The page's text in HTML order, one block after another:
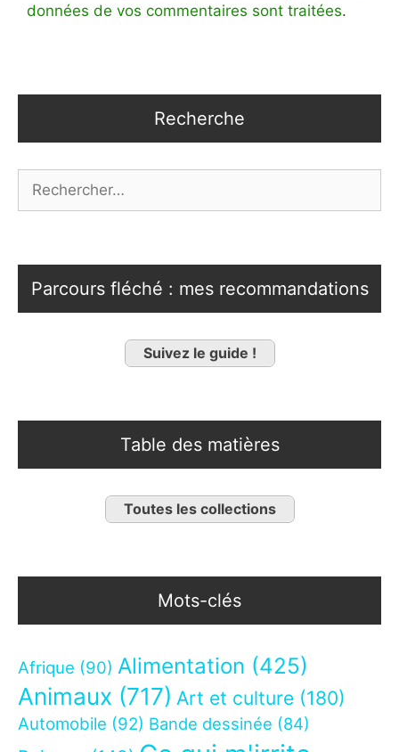
données de vos commentaires sont traitées.
Recherche
Parcours fléché : mes recommandations
Suivez le guide !
Table des matières
Toutes les collections
Mots-clés
Afrique (90) Alimentation (425)
Animaux (717) Art et culture (180)
Automobile (92) Bande dessinée (84)